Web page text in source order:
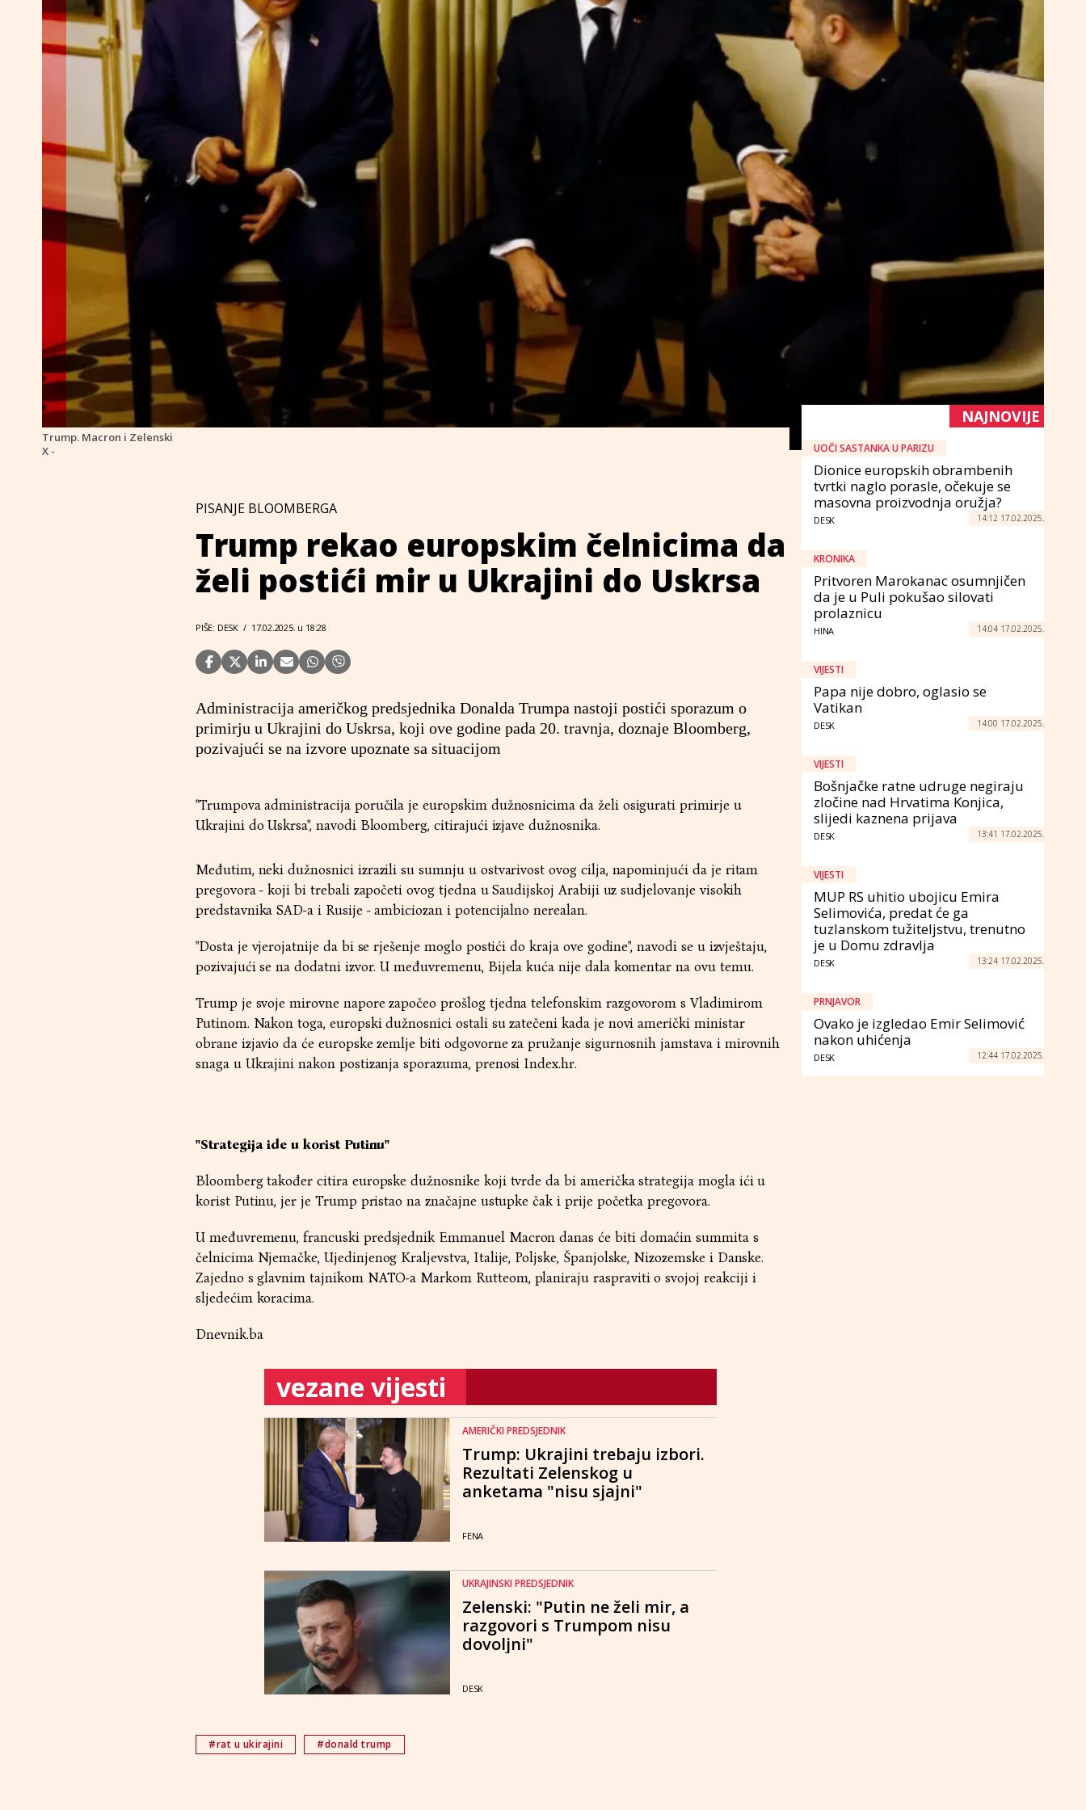
Trump. Macron i Zelenski
X -
PISANJE BLOOMBERGA
Trump rekao europskim čelnicima da
želi postići mir u Ukrajini do Uskrsa
PIŠE: DESK / 17.02.2025. u 18:28
Administracija američkog predsjednika Donalda Trumpa nastoji postići sporazum o
primirju u Ukrajini do Uskrsa, koji ove godine pada 20. travnja, doznaje Bloomberg,
pozivajući se na izvore upoznate sa situacijom
"Trumpova administracija poručila je europskim dužnosnicima da želi osigurati primirje u
Ukrajini do Uskrsa", navodi Bloomberg, citirajući izjave dužnosnika.
Međutim, neki dužnosnici izrazili su sumnju u ostvarivost ovog cilja, napominjući da je ritam
pregovora - koji bi trebali započeti ovog tjedna u Saudijskoj Arabiji uz sudjelovanje visokih
predstavnika SAD-a i Rusije - ambiciozan i potencijalno nerealan.
"Dosta je vjerojatnije da bi se rješenje moglo postići do kraja ove godine", navodi se u izvještaju,
pozivajući se na dodatni izvor. U međuvremenu, Bijela kuća nije dala komentar na ovu temu.
Trump je svoje mirovne napore započeo prošlog tjedna telefonskim razgovorom s Vladimirom
Putinom. Nakon toga, europski dužnosnici ostali su zatečeni kada je novi američki ministar
obrane izjavio da će europske zemlje biti odgovorne za pružanje sigurnosnih jamstava i mirovnih
snaga u Ukrajini nakon postizanja sporazuma, prenosi Index.hr.
"Strategija ide u korist Putinu"
Bloomberg također citira europske dužnosnike koji tvrde da bi američka strategija mogla ići u
korist Putinu, jer je Trump pristao na značajne ustupke čak i prije početka pregovora.
U međuvremenu, francuski predsjednik Emmanuel Macron danas će biti domaćin summita s
čelnicima Njemačke, Ujedinjenog Kraljevstva, Italije, Poljske, Španjolske, Nizozemske i Danske.
Zajedno s glavnim tajnikom NATO-a Markom Rutteom, planiraju raspraviti o svojoj reakciji i
sljedećim koracima.
Dnevnik.ba
vezane vijesti
AMERIČKI PREDSJEDNIK
Trump: Ukrajini trebaju izbori.
Rezultati Zelenskog u
anketama "nisu sjajni"
FENA
UKRAJINSKI PREDSJEDNIK
Zelenski: "Putin ne želi mir, a
razgovori s Trumpom nisu
dovoljni"
DESK
#rat u ukirajini #donald trump
NAJNOVIJE
UOČI SASTANKA U PARIZU
Dionice europskih obrambenih
tvrtki naglo porasle, očekuje se
masovna proizvodnja oružja?
DESK 14:12 17.02.2025.
KRONIKA
Pritvoren Marokanac osumnjičen
da je u Puli pokušao silovati
prolaznicu
HINA 14:04 17.02.2025.
VIJESTI
Papa nije dobro, oglasio se
Vatikan
DESK 14:00 17.02.2025.
VIJESTI
Bošnjačke ratne udruge negiraju
zločine nad Hrvatima Konjica,
slijedi kaznena prijava
DESK 13:41 17.02.2025.
VIJESTI
MUP RS uhitio ubojicu Emira
Selimovića, predat će ga
tuzlanskom tužiteljstvu, trenutno
je u Domu zdravlja
DESK 13:24 17.02.2025.
PRNJAVOR
Ovako je izgledao Emir Selimović
nakon uhićenja
DESK 12:44 17.02.2025.